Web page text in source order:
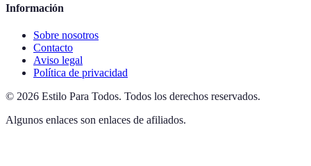
Información
Sobre nosotros
Contacto
Aviso legal
Política de privacidad
© 2026 Estilo Para Todos. Todos los derechos reservados.
Algunos enlaces son enlaces de afiliados.